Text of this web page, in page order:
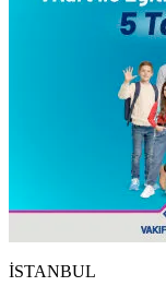
İSTANBUL